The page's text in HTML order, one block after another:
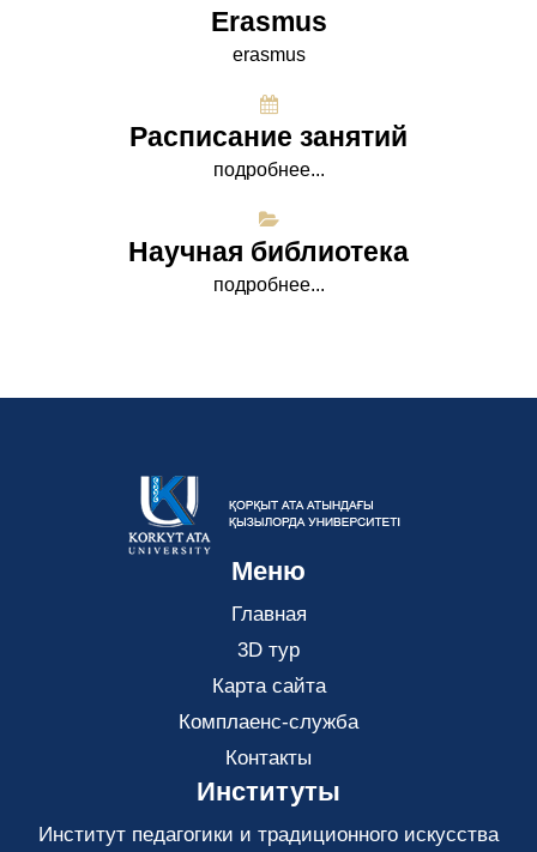
Erasmus
erasmus
Расписание занятий
подробнее...
Научная библиотека
подробнее...
Меню
Главная
3D тур
Карта сайта
Комплаенс-служба
Контакты
Институты
Институт педагогики и традиционного искусства